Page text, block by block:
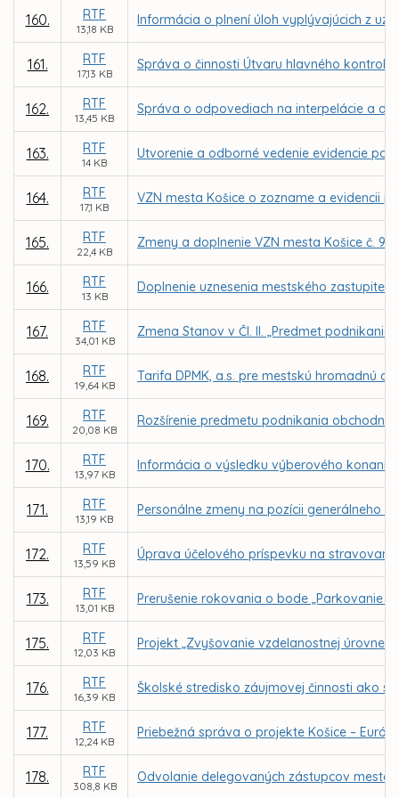
160. RTF
13,18 KB
Informácia o plnení úloh vyplývajúcich z
161. RTF
17,13 KB
Správa o činnosti Útvaru hlavného
162. RTF
13,45 KB
Správa o odpovediach na interpelácie a
163. RTF
14 KB
Utvorenie a odborné vedenie evidencie
164. RTF
17,1 KB
VZN mesta Košice o zozname a evidencii
165. RTF
22,4 KB
Zmeny a doplnenie VZN mesta Košice č.
166. RTF
13 KB
Doplnenie uznesenia mestského
167. RTF
34,01 KB
Zmena Stanov v Čl. II. „Predmet
168. RTF
19,64 KB
Tarifa DPMK, a.s. pre mestskú hromadnú
169. RTF
20,08 KB
Rozšírenie predmetu podnikania
170. RTF
13,97 KB
Informácia o výsledku výberového
171. RTF
13,19 KB
Personálne zmeny na pozícii generálneho
172. RTF
13,59 KB
Úprava účelového príspevku na
173. RTF
13,01 KB
Prerušenie rokovania o bode „Parkovanie
175. RTF
12,03 KB
Projekt „Zvyšovanie vzdelanostnej úrovne
176. RTF
16,39 KB
Školské stredisko záujmovej činnosti ako
177. RTF
12,24 KB
Priebežná správa o projekte Košice –
178. RTF
308,8 KB
Odvolanie delegovaných zástupcov mesta